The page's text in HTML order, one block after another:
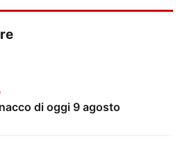
di oggi 9 agosto